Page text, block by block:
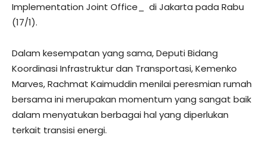
Implementation Joint Office_ di Jakarta pada Rabu
(17/1).
Dalam kesempatan yang sama, Deputi Bidang
Koordinasi Infrastruktur dan Transportasi, Kemenko
Marves, Rachmat Kaimuddin menilai peresmian rumah
bersama ini merupakan momentum yang sangat baik
dalam menyatukan berbagai hal yang diperlukan
terkait transisi energi.